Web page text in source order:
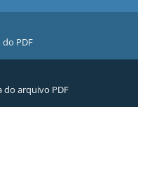
PDF
do arquivo PDF